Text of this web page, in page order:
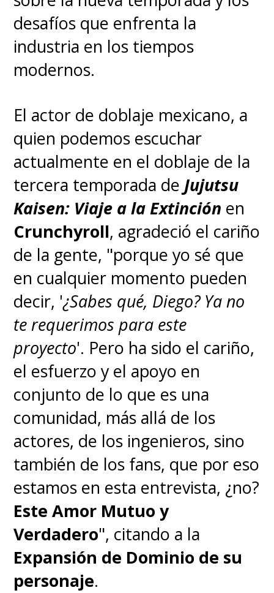
desafíos que enfrenta la
industria en los tiempos
modernos.
El actor de doblaje mexicano, a
quien podemos escuchar
actualmente en el doblaje de la
tercera temporada de Jujutsu
Kaisen: Viaje a la Extinción en
Crunchyroll, agradeció el cariño
de la gente, "porque yo sé que
en cualquier momento pueden
decir, '¿Sabes qué, Diego? Ya no
te requerimos para este
proyecto'. Pero ha sido el cariño,
el esfuerzo y el apoyo en
conjunto de lo que es una
comunidad, más allá de los
actores, de los ingenieros, sino
también de los fans, que por eso
estamos en esta entrevista, ¿no?
Este Amor Mutuo y
Verdadero", citando a la
Expansión de Dominio de su
personaje.